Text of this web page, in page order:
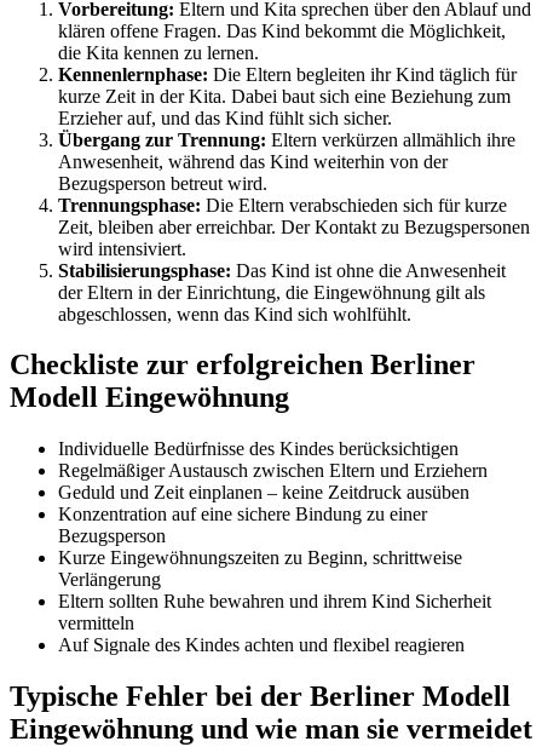
Vorbereitung: Eltern und Kita sprechen über den Ablauf und
klären offene Fragen. Das Kind bekommt die Möglichkeit,
die Kita kennen zu lernen.
Kennenlernphase: Die Eltern begleiten ihr Kind täglich für
kurze Zeit in der Kita. Dabei baut sich eine Beziehung zum
Erzieher auf, und das Kind fühlt sich sicher.
Übergang zur Trennung: Eltern verkürzen allmählich ihre
Anwesenheit, während das Kind weiterhin von der
Bezugsperson betreut wird.
Trennungsphase: Die Eltern verabschieden sich für kurze
Zeit, bleiben aber erreichbar. Der Kontakt zu Bezugspersonen
wird intensiviert.
Stabilisierungsphase: Das Kind ist ohne die Anwesenheit
der Eltern in der Einrichtung, die Eingewöhnung gilt als
abgeschlossen, wenn das Kind sich wohlfühlt.
Checkliste zur erfolgreichen Berliner
Modell Eingewöhnung
Individuelle Bedürfnisse des Kindes berücksichtigen
Regelmäßiger Austausch zwischen Eltern und Erziehern
Geduld und Zeit einplanen – keine Zeitdruck ausüben
Konzentration auf eine sichere Bindung zu einer
Bezugsperson
Kurze Eingewöhnungszeiten zu Beginn, schrittweise
Verlängerung
Eltern sollten Ruhe bewahren und ihrem Kind Sicherheit
vermitteln
Auf Signale des Kindes achten und flexibel reagieren
Typische Fehler bei der Berliner Modell
Eingewöhnung und wie man sie vermeidet